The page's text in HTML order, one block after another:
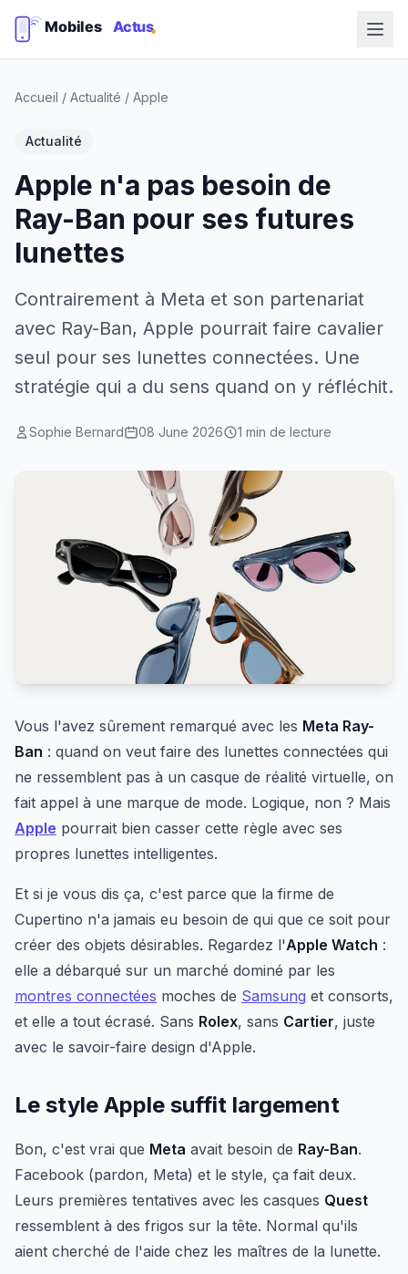
Accueil / Actualité / Apple
Actualité
Apple n'a pas besoin de
Ray-Ban pour ses futures
lunettes
Contrairement à Meta et son partenariat
avec Ray-Ban, Apple pourrait faire cavalier
seul pour ses lunettes connectées. Une
stratégie qui a du sens quand on y réfléchit.
Sophie Bernard 08 June 2026 1 min de lecture
Vous l'avez sûrement remarqué avec les Meta Ray-
Ban : quand on veut faire des lunettes connectées qui
ne ressemblent pas à un casque de réalité virtuelle, on
fait appel à une marque de mode. Logique, non ? Mais
Apple pourrait bien casser cette règle avec ses
propres lunettes intelligentes.
Et si je vous dis ça, c'est parce que la firme de
Cupertino n'a jamais eu besoin de qui que ce soit pour
créer des objets désirables. Regardez l'Apple Watch :
elle a débarqué sur un marché dominé par les
montres connectées moches de Samsung et consorts,
et elle a tout écrasé. Sans Rolex, sans Cartier, juste
avec le savoir-faire design d'Apple.
Le style Apple suffit largement
Bon, c'est vrai que Meta avait besoin de Ray-Ban.
Facebook (pardon, Meta) et le style, ça fait deux.
Leurs premières tentatives avec les casques Quest
ressemblent à des frigos sur la tête. Normal qu'ils
aient cherché de l'aide chez les maîtres de la lunette.